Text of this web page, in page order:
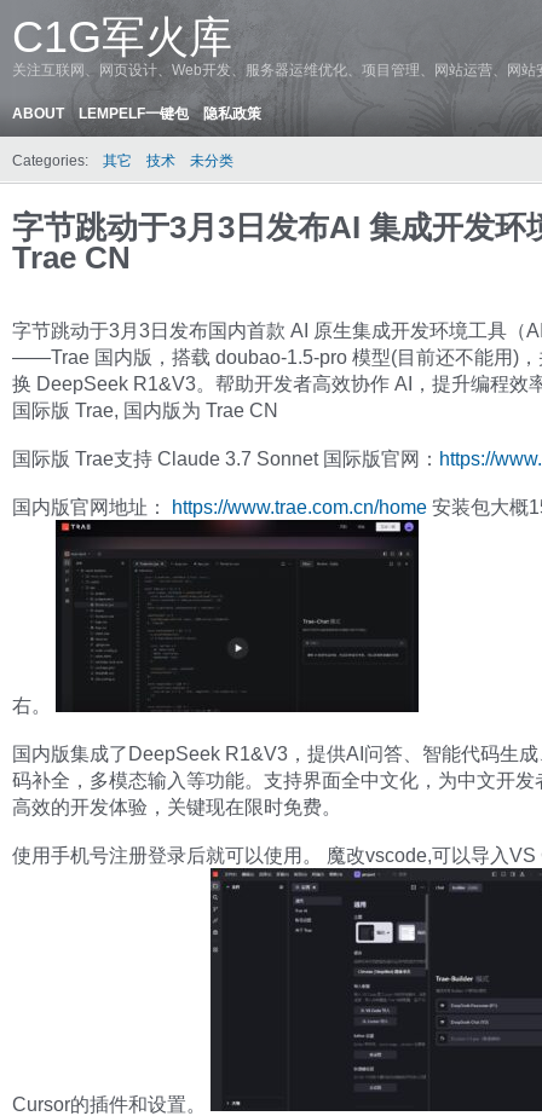
C1G军火库
关注互联网、网页设计、Web开发、服务器运维优化、项目管理、网站运营、网
ABOUT LEMPELF一键包 隐私政策
Categories: 其它 技术 未分类
字节跳动于3月3日发布AI 集成开发环
Trae CN
字节跳动于3月3日发布国内首款 AI 原生集成开发环境工具（
——Trae 国内版，搭载 doubao-1.5-pro 模型(目前还不能用)，
换 DeepSeek R1&V3。帮助开发者高效协作 AI，提升编程效
国际版 Trae, 国内版为 Trae CN
国际版 Trae支持 Claude 3.7 Sonnet 国际版官网： https://
国内版官网地址： https://www.trae.com.cn/home 安装包大概
右。
国内版集成了DeepSeek R1&V3，提供AI问答、智能代码生
码补全，多模态输入等功能。支持界面全中文化，为中文开发
高效的开发体验，关键现在限时免费。
使用手机号注册登录后就可以使用。 魔改vscode,可以导入VS
Cursor的插件和设置。